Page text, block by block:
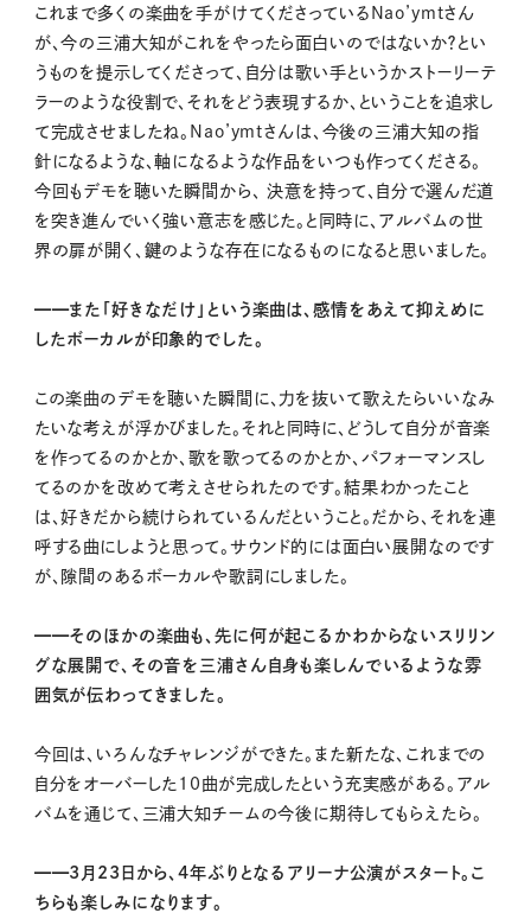
これまで多くの楽曲を手がけてくださっているNao’ymtさん
が、今の三浦大知がこれをやったら面白いのではないか？とい
うものを提示してくださって、自分は歌い手というかストーリーテ
ラーのような役割で、それをどう表現するか、ということを追求し
て完成させましたね。Nao’ymtさんは、今後の三浦大知の指
針になるような、軸になるような作品をいつも作ってくださる。
今回もデモを聴いた瞬間から、 決意を持って、自分で選んだ道
を突き進んでいく強い意志を感じた。と同時に、アルバムの世
界の扉が開く、鍵のような存在になるものになると思いました。
━━また「好きなだけ」という楽曲は、感情をあえて抑えめに
したボーカルが印象的でした。
この楽曲のデモを聴いた瞬間に、力を抜いて歌えたらいいなみ
たいな考えが浮かびました。それと同時に、どうして自分が音楽
を作ってるのかとか、歌を歌ってるのかとか、パフォーマンスし
てるのかを改めて考えさせられたのです。結果わかったこと
は、好きだから続けられているんだということ。だから、それを連
呼する曲にしようと思って。サウンド的には面白い展開なのです
が、隙間のあるボーカルや歌詞にしました。
━━そのほかの楽曲も、先に何が起こるかわからないスリリン
グな展開で、その音を三浦さん自身も楽しんでいるような雰
囲気が伝わってきました。
今回は、いろんなチャレンジができた。また新たな、これまでの
自分をオーバーした10曲が完成したという充実感がある。アル
バムを通じて、三浦大知チームの今後に期待してもらえたら。
━━3月23日から、4年ぶりとなるアリーナ公演がスタート。こ
ちらも楽しみになります。